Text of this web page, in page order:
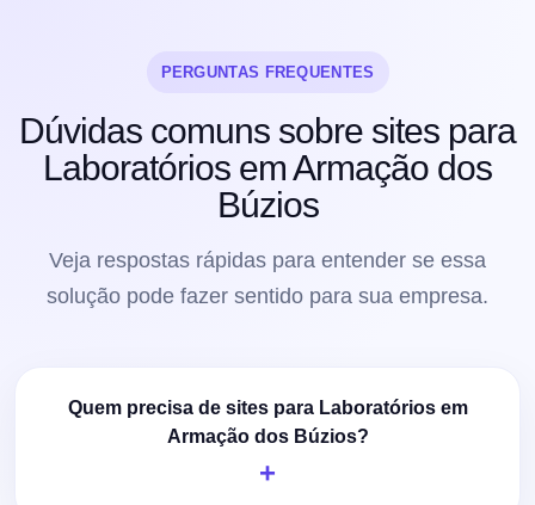
PERGUNTAS FREQUENTES
Dúvidas comuns sobre sites para
Laboratórios em Armação dos
Búzios
Veja respostas rápidas para entender se essa
solução pode fazer sentido para sua empresa.
Quem precisa de sites para Laboratórios em
Armação dos Búzios?